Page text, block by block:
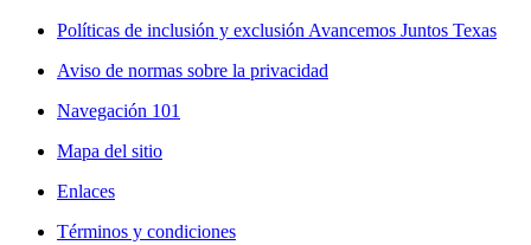
Políticas de inclusión y exclusión Avancemos Juntos Texas
Aviso de normas sobre la privacidad
Navegación 101
Mapa del sitio
Enlaces
Términos y condiciones